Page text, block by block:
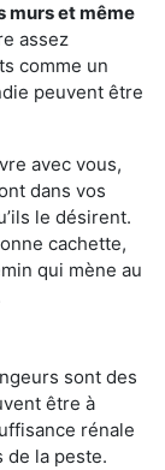
murs et même
assez
comme un
peuvent être
avec vous,
dans vos
le désirent.
cachette,
qui mène au
sont des
être à
rénale
de la peste.